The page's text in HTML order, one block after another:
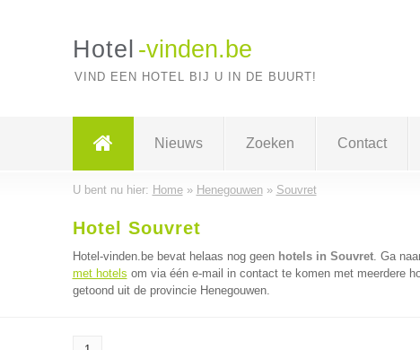
Hotel -vinden.be
VIND EEN HOTEL BIJ U IN DE BUURT!
Nieuws Zoeken Contact
U bent nu hier: Home» Henegouwen» Souvret
Hotel Souvret
Hotel-vinden.be bevat helaas nog geen hotels in Souvret. Ga
met hotels om via één e-mail in contact te komen met meerdere
getoond uit de provincie Henegouwen.